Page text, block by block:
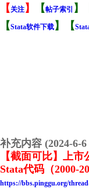
【 关注 】 【帖子索引 】
【Stata软件下载 】【
补充内容 (2024-6-6
【截面可比】上
Stata代码（2000-
https://bbs.pinggu.org/